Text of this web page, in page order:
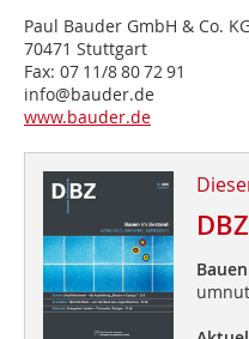
Paul Bauder GmbH & Co.
70471 Stuttgart
Fax: 07 11/8 80 72 91
info@bauder.de
www.bauder.de